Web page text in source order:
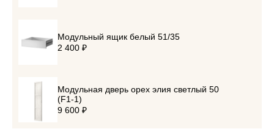
Модульный ящик белый 51/35
2 400 ₽
Модульная дверь орех элия светлый 50
(F1-1)
9 600 ₽